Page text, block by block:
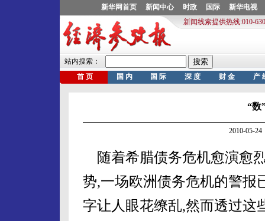
“数
2010-05-
随着希腊债务危机愈演愈
势,一场欧洲债务危机的警报
字让人眼花缭乱,然而透过这